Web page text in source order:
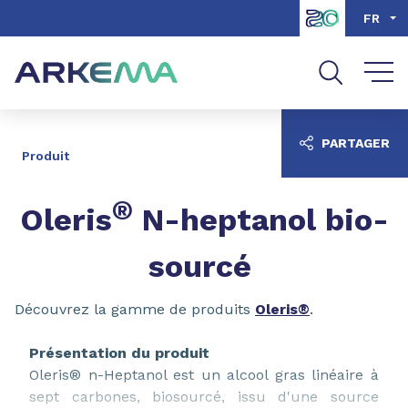
Aller à la recherche
FR
Produit
Oleris® N-heptanol bio-
sourcé
Découvrez la gamme de produits Oleris®.
Présentation du produit
Oleris® n-Heptanol est un alcool gras linéaire à
sept carbones, biosourcé, issu d'une source
PARTAGER